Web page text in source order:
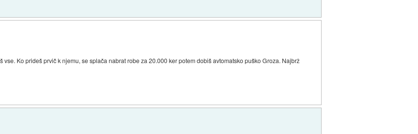
Ko prideš prvič k njemu, se splača nabrat robe za 20.000 ker potem dobiš avtomatsko puško Groza. Najbrž